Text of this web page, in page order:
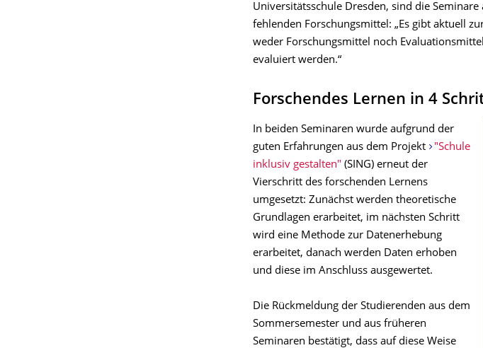
Universitätsschule Dresden, sind die
fehlenden Forschungsmittel: „Es gibt aktuell
weder Forschungsmittel noch
evaluiert werden.“
Forschendes Lernen in 4
In beiden Seminaren wurde aufgrund der
guten Erfahrungen aus dem Projekt
"Schule
inklusiv gestalten" (SING) erneut der
Vierschritt des forschenden Lernens
umgesetzt: Zunächst werden theoretische
Grundlagen erarbeitet, im nächsten Schritt
wird eine Methode zur Datenerhebung
erarbeitet, danach werden Daten erhoben
und diese im Anschluss ausgewertet.
Die Rückmeldung der Studierenden aus dem
Sommersemester und aus früheren
Seminaren bestätigt, dass auf diese Weise